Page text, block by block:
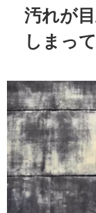
汚れが
しまっ